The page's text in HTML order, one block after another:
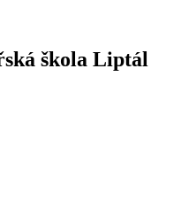
škola Liptál